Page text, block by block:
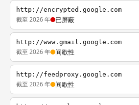
http://encrypted.google.com
截至 2026 年 已屏蔽
http://www.gmail.google.com
截至 2026 年 间歇性
http://feedproxy.google.com
截至 2026 年 间歇性